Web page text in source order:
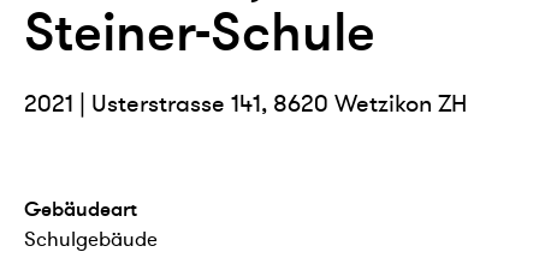
Steiner-Schule
2021 | Usterstrasse 141, 8620 Wetzikon ZH
Gebäudeart
Schulgebäude